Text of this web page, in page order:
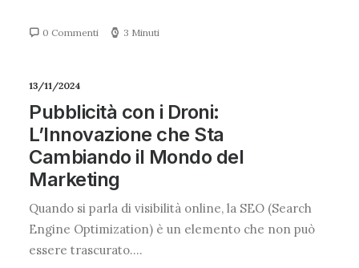
0 Commenti 3 Minuti
13/11/2024
Pubblicità con i Droni:
L’Innovazione che Sta
Cambiando il Mondo del
Marketing
Quando si parla di visibilità online, la SEO (Search
Engine Optimization) è un elemento che non può
essere trascurato.…